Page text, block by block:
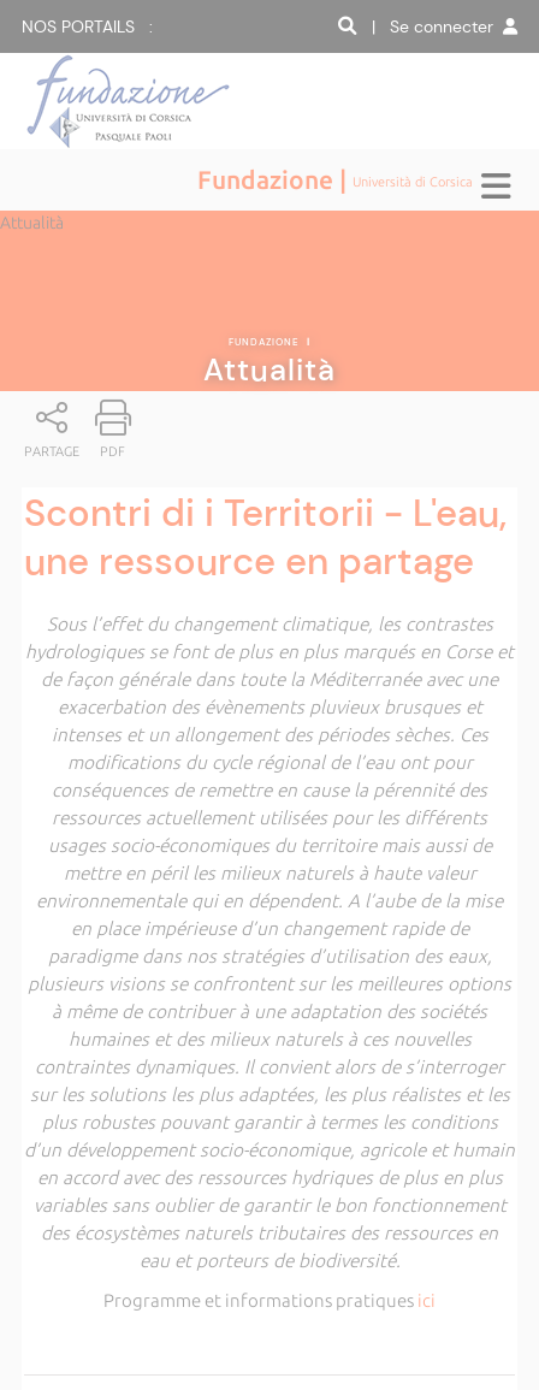
NOS PORTAILS : | Se connecter
Fundazione | Università di Corsica
Attualità
FUNDAZIONE |
Attualità
PARTAGE PDF
Scontri di i Territorii - L'eau,
une ressource en partage
Sous l’effet du changement climatique, les contrastes
hydrologiques se font de plus en plus marqués en Corse et
de façon générale dans toute la Méditerranée avec une
exacerbation des évènements pluvieux brusques et
intenses et un allongement des périodes sèches. Ces
modifications du cycle régional de l’eau ont pour
conséquences de remettre en cause la pérennité des
ressources actuellement utilisées pour les différents
usages socio-économiques du territoire mais aussi de
mettre en péril les milieux naturels à haute valeur
environnementale qui en dépendent. A l’aube de la mise
en place impérieuse d’un changement rapide de
paradigme dans nos stratégies d’utilisation des eaux,
plusieurs visions se confrontent sur les meilleures options
à même de contribuer à une adaptation des sociétés
humaines et des milieux naturels à ces nouvelles
contraintes dynamiques. Il convient alors de s’interroger
sur les solutions les plus adaptées, les plus réalistes et les
plus robustes pouvant garantir à termes les conditions
d’un développement socio-économique, agricole et humain
en accord avec des ressources hydriques de plus en plus
variables sans oublier de garantir le bon fonctionnement
des écosystèmes naturels tributaires des ressources en
eau et porteurs de biodiversité.
Programme et informations pratiques ici